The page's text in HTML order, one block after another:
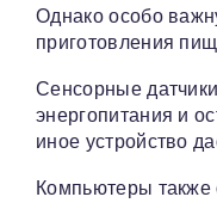
Однако особо
приготовления
Сенсорные
энергопитания и
иное устройство
Компьютеры также